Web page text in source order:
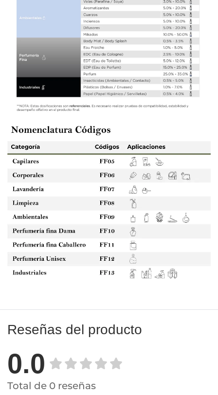
Reseñas del producto
0.0
Total de 0 reseñas